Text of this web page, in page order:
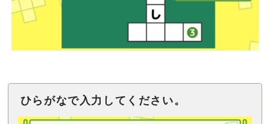
ひらがなで入力してください。